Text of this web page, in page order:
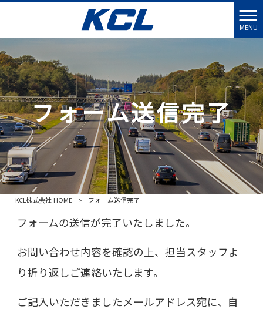
MENU
フォーム送信完了
KCL株式会社 HOME > フォーム送信完了
フォームの送信が完了いたしました。
お問い合わせ内容を確認の上、担当スタッフよ
り折り返しご連絡いたします。
ご記入いただきましたメールアドレス宛に、自